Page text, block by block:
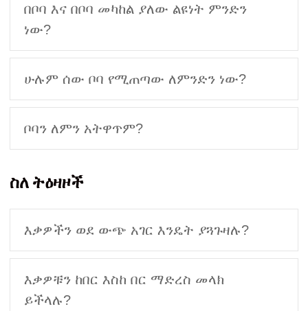
በቦባ እና በቦባ መካከል ያለው ልዩነት ምንድን
ነው?
ሁሉም ሰው ቦባ የሚጠጣው ለምንድን ነው?
ቦባን ለምን አትዋጥም?
ስለ ትዕዛዞች
እቃዎችን ወደ ውጭ አገር እንዴት ያጓጉዛሉ?
እቃዎቹን ከበር እስከ በር ማድረስ መላክ
ይችላሉ?